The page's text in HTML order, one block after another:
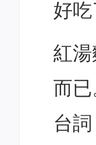
好吃
紅
而
台